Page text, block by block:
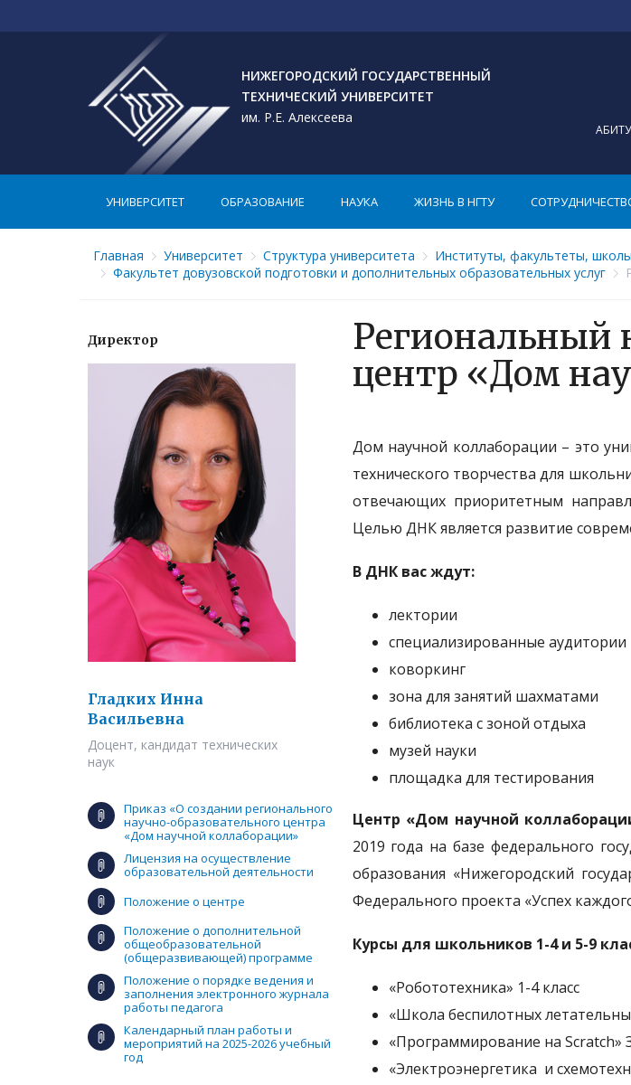
НИЖЕГОРОДСКИЙ ГОСУДАРСТВЕННЫЙ
ТЕХНИЧЕСКИЙ УНИВЕРСИТЕТ
им. Р.Е. Алексеева
УНИВЕРСИТЕТ ОБРАЗОВАНИЕ НАУКА ЖИЗНЬ В НГТУ
Главная Университет Структура университета
Институты, факультеты,
Факультет довузовской подготовки и дополнительных образовательных услуг
Директор
Гладких Инна
Васильевна
Доцент, кандидат технических
наук
Приказ «О создании регионального
научно-образовательного центра
«Дом научной коллаборации»
Лицензия на осуществление
образовательной деятельности
Положение о центре
Положение о дополнительной
общеобразовательной
(общеразвивающей) программе
Положение о порядке ведения и
заполнения электронного журнала
работы педагога
Календарный план работы и
мероприятий на 2025-2026 учебный
год
Региональный
центр «Дом
Дом научной коллаборации – это
технического творчества для
отвечающих приоритетным
Целью ДНК является развитие
В ДНК вас ждут:
лектории
специализированные аудитории
коворкинг
зона для занятий шахматами
библиотека с зоной отдыха
музей науки
площадка для тестирования
Центр «Дом научной
2019 года на базе федерального
образования «Нижегородский
Федерального проекта «Успех
Курсы для школьников 1-4 и 5-9
«Робототехника» 1-4 класс
«Школа беспилотных
«Программирование на Scratch»
«Электроэнергетика и